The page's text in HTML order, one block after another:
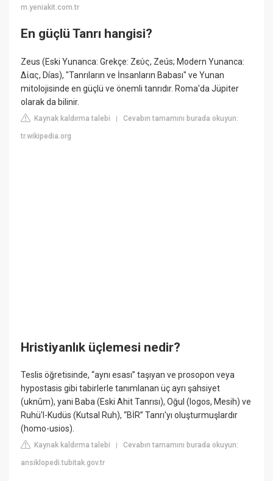
m.yeniakit.com.tr
En güçlü Tanrı hangisi?
Zeus (Eski Yunanca: Grekçe: Ζεύς, Zeús; Modern Yunanca:
Δίας, Días), "Tanrıların ve İnsanların Babası" ve Yunan
mitolojisinde en güçlü ve önemli tanrıdır. Roma'da Jüpiter
olarak da bilinir.
Kaynak kaldırma talebi |Cevabın tamamını burada okuyun:
tr.wikipedia.org
Hristiyanlık üçlemesi nedir?
Teslis öğretisinde, “aynı esası” taşıyan ve prosopon veya
hypostasis gibi tabirlerle tanımlanan üç ayrı şahsiyet
(uknûm), yani Baba (Eski Ahit Tanrısı), Oğul (logos, Mesih) ve
Ruhü'l-Kudüs (Kutsal Ruh), “BİR” Tanrı'yı oluşturmuşlardır
(homo-usios).
Kaynak kaldırma talebi |Cevabın tamamını burada okuyun:
ansiklopedi.tubitak.gov.tr